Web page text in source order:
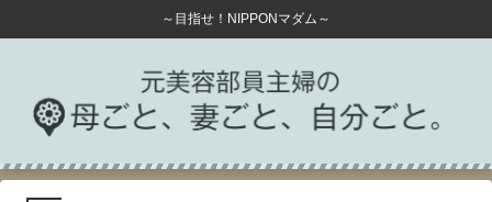
～目指せ！NIPPONマダム～